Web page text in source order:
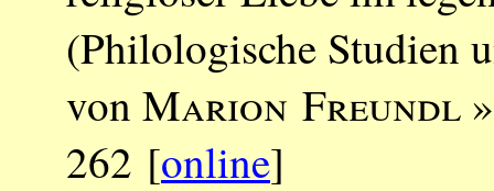
(Philologische Studien
von Marion Freundl
262 [online]